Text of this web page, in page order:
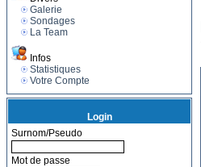
Galerie
Sondages
La Team
Infos
Statistiques
Votre Compte
Login
Surnom/Pseudo
Mot de passe